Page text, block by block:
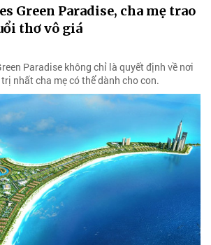
Green Paradise, cha mẹ trao
thơ vô giá
Paradise không chỉ là quyết định về nơi
nhất cha mẹ có thể dành cho con.